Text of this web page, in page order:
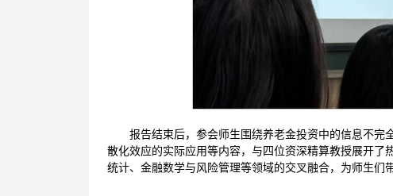
报告结束后，参会师生围绕养老金投资中的信息不完
散化效应的实际应用等内容，与四位资深精算教授展开
统计、金融数学与风险管理等领域的交叉融合，为师生们